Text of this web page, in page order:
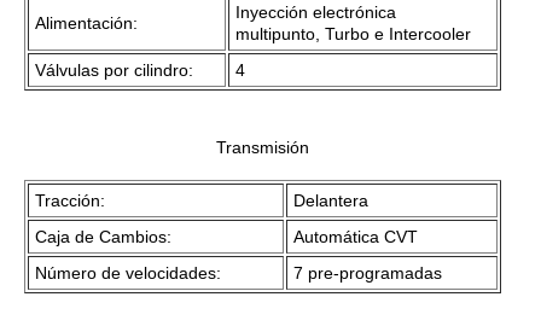
Alimentación:
Inyección electrónica
multipunto, Turbo e Intercooler
Válvulas por cilindro:
4
Transmisión
Tracción:
Delantera
Caja de Cambios:
Automática CVT
Número de velocidades:
7 pre-programadas